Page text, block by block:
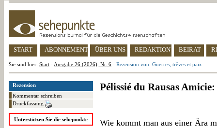
START ABONNEMENT ÜBER UNS REDAKTION BEIRAT
Sie sind hier: Start - Ausgabe 26 (2026), Nr. 6 - Rezension von: Guerres, trêves et paix
Rezension
Kommentar schreiben
Druckfassung
Unterstützen Sie die sehepunkte
Pélissié du Rausas
Wie kommt man aus einer Ära